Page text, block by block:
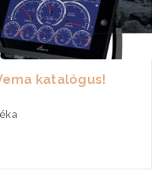
katalógus!